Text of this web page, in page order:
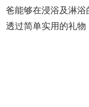
爸能够在浸浴及淋
透过简单实用的礼物